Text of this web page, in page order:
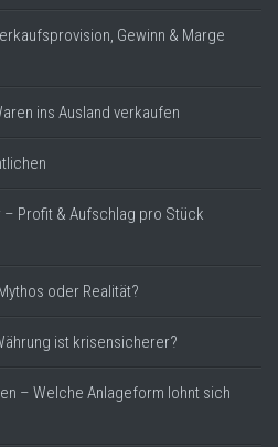
Gewinn & Marge
ins Ausland verkaufen
– Profit & Aufschlag pro Stück
oder Realität?
ist krisensicherer?
– Welche Anlageform lohnt sich